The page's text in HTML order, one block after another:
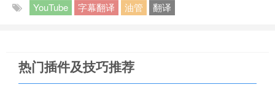
YouTube 字幕翻译 油管 翻译
热门插件及技巧推荐